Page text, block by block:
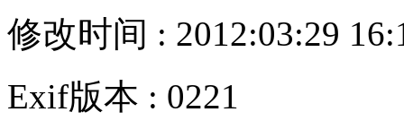
修改时间 : 2012:03:29
Exif版本 : 0221